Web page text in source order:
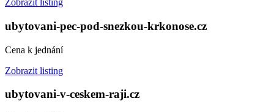
Zobrazit listing
ubytovani-pec-pod-snezkou-krkonose.cz
Cena k jednání
Zobrazit listing
ubytovani-v-ceskem-raji.cz